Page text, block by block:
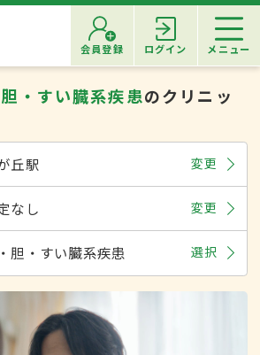
会員登録 ログイン メニュー
・すい臓系疾患のクリニッ
丘駅 変更
なし 変更
胆・すい臓系疾患 選択